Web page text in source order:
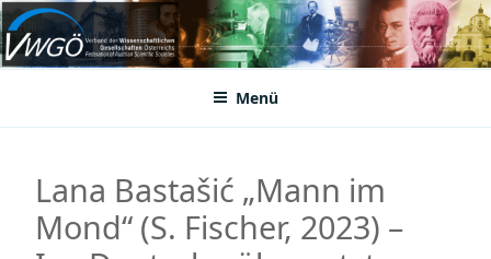
Zum
Inhalt
springenVWGÖ
Federation of Austrian Scientific Societies
Menü
Lana Bastašić „Mann im
Mond“ (S. Fischer, 2023) –